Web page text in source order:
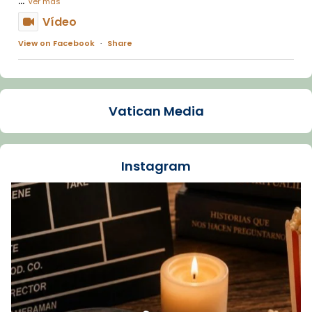
Vídeo
View on Facebook · Share
Arquebisbat de Barcelona
La Carmina va patir depressió. Fa gairebé
dos mesos, a l'Estadi Lluís Companys, la
Recupera l'entrevista comp
Vatican
tican News 👇
www.vaticannews.va/es/iglesia/news/2026-
07/carmina-historia-depresion-papa-viaje-
espana-testimoni...
Foto
Vatican Media
Instagram